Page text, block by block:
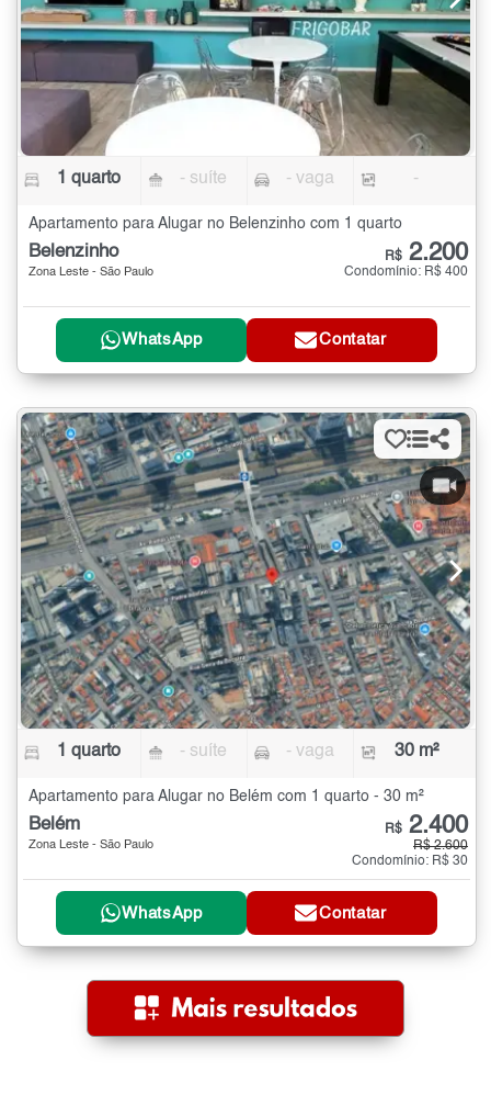
1 quarto - suíte - vaga -
Apartamento para Alugar no Belenzinho com 1 quarto
Belenzinho
Zona Leste - São Paulo
R$ 2.200
Condomínio: R$ 400
WhatsApp Contatar
1 quarto - suíte - vaga 30 m²
Apartamento para Alugar no Belém com 1 quarto - 30 m²
Belém
Zona Leste - São Paulo
R$ 2.400
R$ 2.600
Condomínio: R$ 30
WhatsApp Contatar